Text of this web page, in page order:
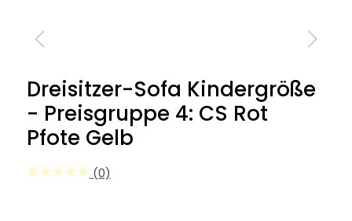
Dreisitzer-Sofa Kindergröße
- Preisgruppe 4: CS Rot
Pfote Gelb
(0)